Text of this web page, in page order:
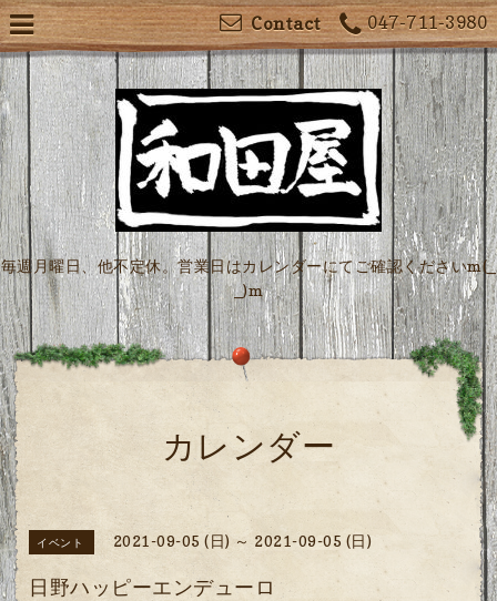
047-711-3980
Contact
毎週月曜日、他不定休。営業日はカレンダーにてご確認くださいm(_
_)m
カレンダー
イベント 2021-09-05 (日) ～ 2021-09-05 (日)
日野ハッピーエンデューロ